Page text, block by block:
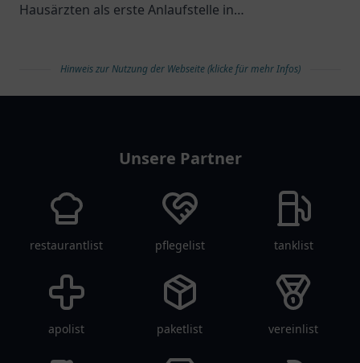
Hausärzten als erste Anlaufstelle in
Hinweis zur Nutzung der Webseite (klicke für mehr Infos)
Unsere Partner
restaurantlist pflegelist tanklist
apolist paketlist vereinlist